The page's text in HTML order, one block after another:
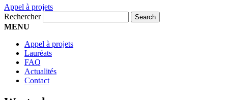
Appel à projets
Rechercher
MENU
Appel à projets
Lauréats
FAQ
Actualités
Contact